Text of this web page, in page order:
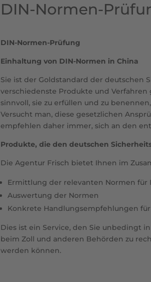
DIN-Normen-
DIN-Normen-Prüfung
Einhaltung von DIN-Normen in China
Sie ist der Goldstandard der deutschen
verschiedenste Produkte und
sinnvoll, sie zu erfüllen und zu
Versucht man, diese gesetzlichen
empfehlen daher immer, sich an den
Produkte, die den deutschen
Die Agentur Frisch bietet Ihnen im
Ermittlung der relevanten Normen für
Auswertung der Normen
Konkrete Handlungsempfehlungen
Dies ist ein Service, den Sie unbedingt
beim Zoll und anderen Behörden zu
werden können.